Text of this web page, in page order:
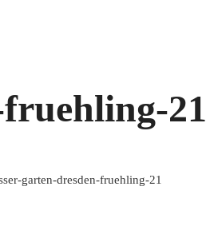
21
garten-dresden-fruehling-21